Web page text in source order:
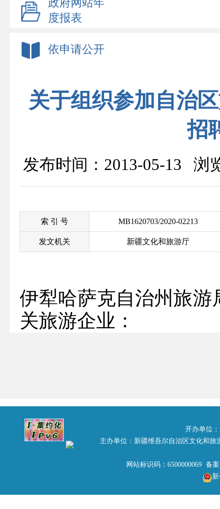
政府网站年
度报表
依申请公开
关于组织参加自治
招
发布时间：2013-05-13 浏
索 引 号 MB1620703/2020-02213
发文机关 新疆文化和旅游厅
伊犁哈萨克自治州旅
关旅游企业：
求，鼓励各类就业和
毕业生就业服务工作
配置，新疆师范大学
门与高校联合模式，
供需平台，经研究，决
开办单位
主办单位：新疆维吾尔自治区文化和
网站标识码：6500000069 备